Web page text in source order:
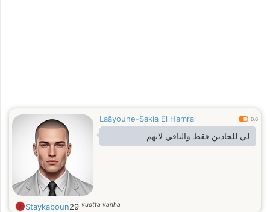
Laâyoune-Sakia El Hamra 0.6
لي للجادين فقط والباقي لايهم
Staykaboun29 vuotta vanha